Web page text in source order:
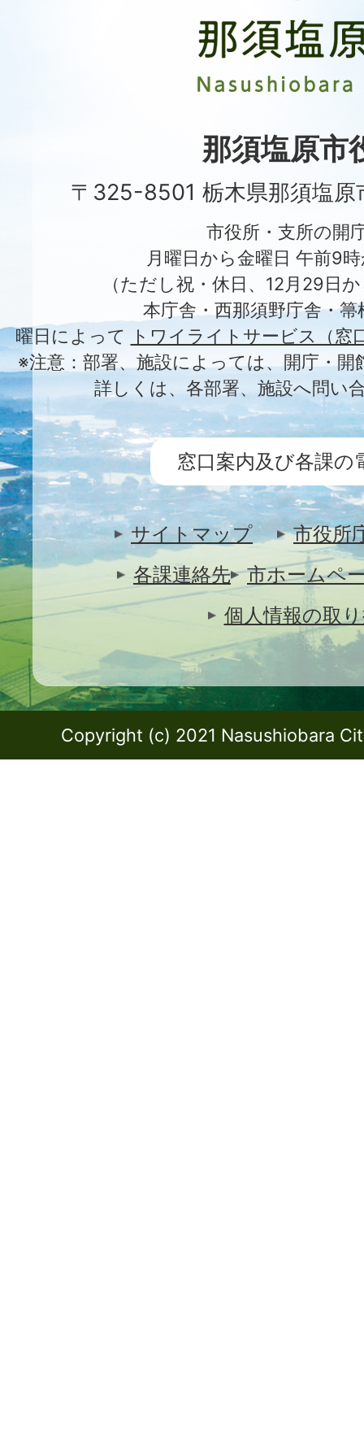
原
市
City
那須塩原市
〒325-8501 栃木県那須塩原
市役所・支所の開
月曜日から金曜日 午前9
（ただし祝・休日、12月29日
本庁舎・西那須野庁舎・
曜日によって
トワイライトサービス（窓
※注意：部署、施設によっては、開庁・
詳しくは、各部署、施設へ問い
窓口案内及び各課の
サイトマップ
市役所
各課連絡先
市ホームペ
個人情報の取
Copyright (c) 2021 Nasushiobara